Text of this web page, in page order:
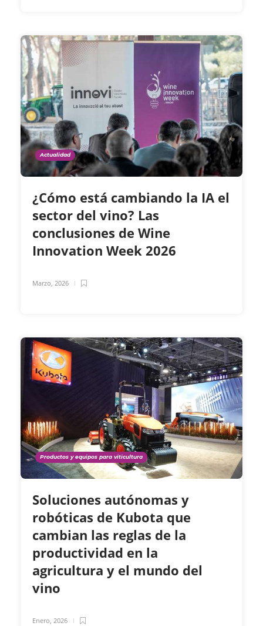
Actualidad
¿Cómo está cambiando la IA el
sector del vino? Las
conclusiones de Wine
Innovation Week 2026
Marzo, 2026
Productos y equipos para viticultura
Soluciones autónomas y
robóticas de Kubota que
cambian las reglas de la
productividad en la
agricultura y el mundo del
vino
Enero, 2026